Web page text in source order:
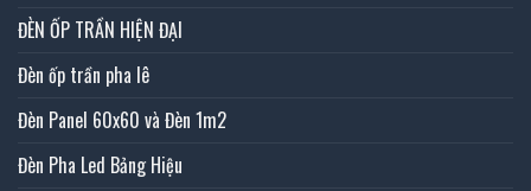
ĐÈN ỐP TRẦN HIỆN ĐẠI
Đèn ốp trần pha lê
Đèn Panel 60x60 và Đèn 1m2
Đèn Pha Led Bảng Hiệu